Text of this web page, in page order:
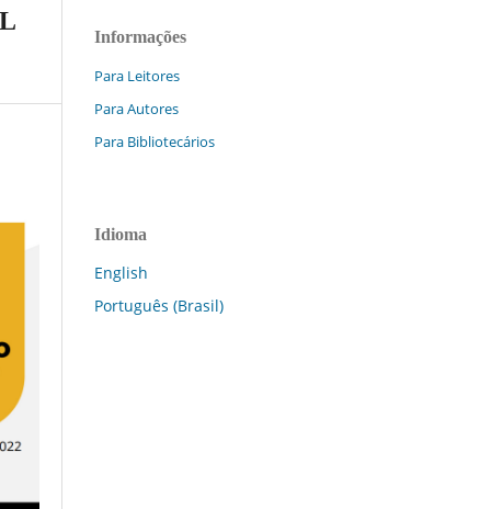
Informações
Para Leitores
Para Autores
Para Bibliotecários
Idioma
English
Português (Brasil)